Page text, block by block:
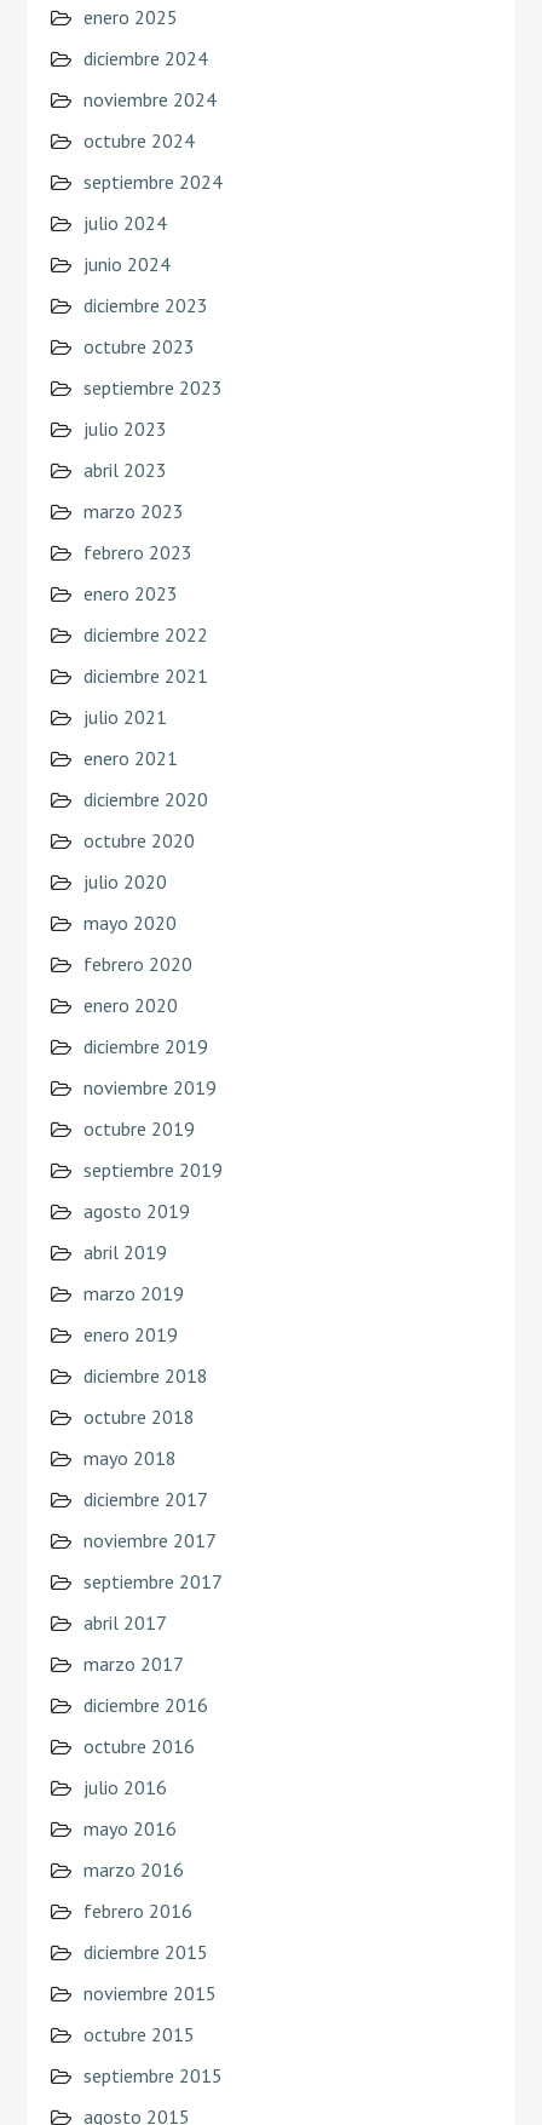
enero 2025
diciembre 2024
noviembre 2024
octubre 2024
septiembre 2024
julio 2024
junio 2024
diciembre 2023
octubre 2023
septiembre 2023
julio 2023
abril 2023
marzo 2023
febrero 2023
enero 2023
diciembre 2022
diciembre 2021
julio 2021
enero 2021
diciembre 2020
octubre 2020
julio 2020
mayo 2020
febrero 2020
enero 2020
diciembre 2019
noviembre 2019
octubre 2019
septiembre 2019
agosto 2019
abril 2019
marzo 2019
enero 2019
diciembre 2018
octubre 2018
mayo 2018
diciembre 2017
noviembre 2017
septiembre 2017
abril 2017
marzo 2017
diciembre 2016
octubre 2016
julio 2016
mayo 2016
marzo 2016
febrero 2016
diciembre 2015
noviembre 2015
octubre 2015
septiembre 2015
agosto 2015